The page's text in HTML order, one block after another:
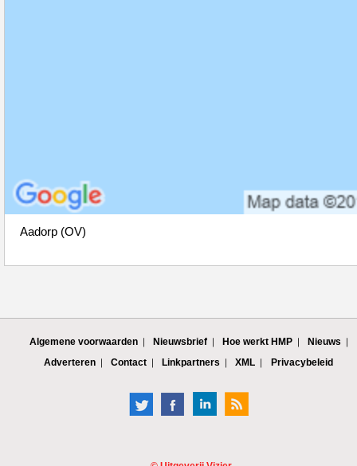
Aadorp (OV)
Algemene voorwaarden Nieuwsbrief Hoe werkt HMP
Nieuws
Adverteren
Contact Linkpartners XML Privacybeleid